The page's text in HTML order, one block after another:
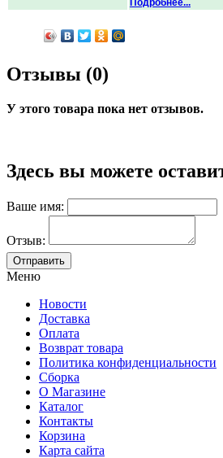
Подробнее...
Отзывы (0)
У этого товара пока нет отзывов.
Здесь вы можете
Ваше имя:
Отзыв:
Меню
Новости
Доставка
Оплата
Возврат товара
Политика конфиденциальности
Сборка
О Магазине
Каталог
Контакты
Корзина
Карта сайта